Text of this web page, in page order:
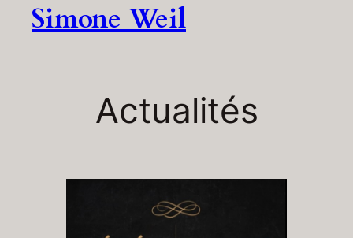
Simone Weil
Actualités